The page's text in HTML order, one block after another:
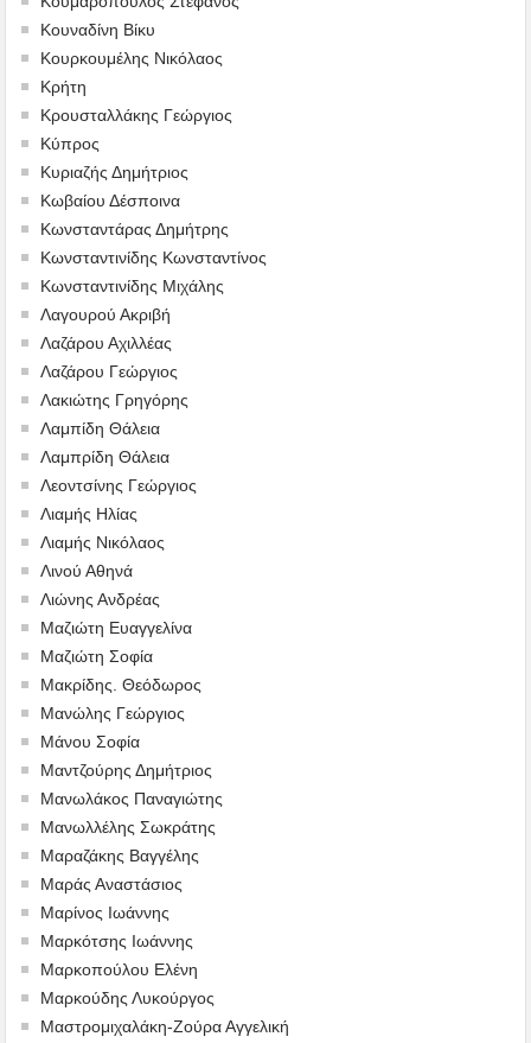
Κουναδίνη Βίκυ
Κουρκουμέλης Νικόλαος
Κρήτη
Κρουσταλλάκης Γεώργιος
Κύπρος
Κυριαζής Δημήτριος
Κωβαίου Δέσποινα
Κωνσταντάρας Δημήτρης
Κωνσταντινίδης Κωνσταντίνος
Κωνσταντινίδης Μιχάλης
Λαγουρού Ακριβή
Λαζάρου Αχιλλέας
Λαζάρου Γεώργιος
Λακιώτης Γρηγόρης
Λαμπίδη Θάλεια
Λαμπρίδη Θάλεια
Λεοντσίνης Γεώργιος
Λιαμής Ηλίας
Λιαμής Νικόλαος
Λινού Αθηνά
Λιώνης Ανδρέας
Μαζιώτη Ευαγγελίνα
Μαζιώτη Σοφία
Μακρίδης. Θεόδωρος
Μανώλης Γεώργιος
Μάνου Σοφία
Μαντζούρης Δημήτριος
Μανωλάκος Παναγιώτης
Μανωλλέλης Σωκράτης
Μαραζάκης Βαγγέλης
Μαράς Αναστάσιος
Μαρίνος Ιωάννης
Μαρκότσης Ιωάννης
Μαρκοπούλου Ελένη
Μαρκούδης Λυκούργος
Μαστρομιχαλάκη-Ζούρα Αγγελική